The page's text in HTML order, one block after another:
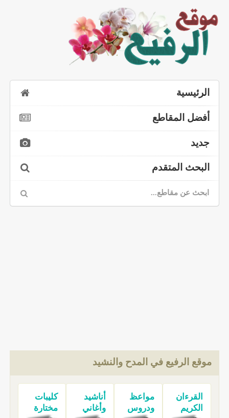
الرئيسية
أفضل المقاطع
جديد
البحث المتقدم
موقع الرفيع في المدح والنشيد
القرءان
الكريم
مواعظ
ودروس
أناشيد
وأغاني
كليبات
مختارة